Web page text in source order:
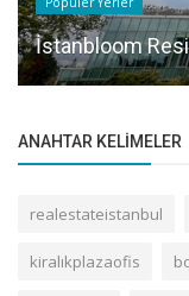
İstanbloom
ANAHTAR KELIMELER
realestateistanbul
kiralıkplazaofis